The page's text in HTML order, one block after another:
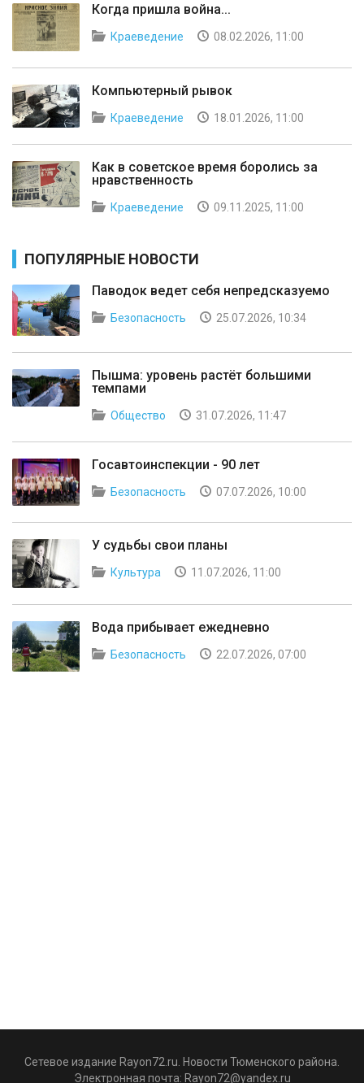
Когда пришла война...
Краеведение 08.02.2026, 11:00
Компьютерный рывок
Краеведение 18.01.2026, 11:00
Как в советское время боролись за
нравственность
Краеведение 09.11.2025, 11:00
ПОПУЛЯРНЫЕ НОВОСТИ
Паводок ведет себя непредсказуемо
Безопасность 25.07.2026, 10:34
Пышма: уровень растёт большими
темпами
Общество 31.07.2026, 11:47
Госавтоинспекции - 90 лет
Безопасность 07.07.2026, 10:00
У судьбы свои планы
Культура 11.07.2026, 11:00
Вода прибывает ежедневно
Безопасность 22.07.2026, 07:00
Сетевое издание Rayon72.ru. Новости Тюменского района.
Электронная почта: Rayon72@yandex.ru